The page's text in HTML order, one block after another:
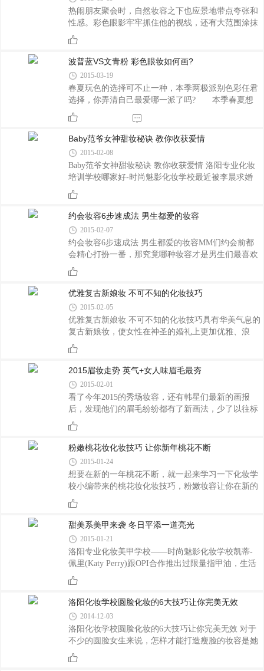
光”底妆 《匹诺曹》剧中朴信惠妆容清淡就好像
没有化妆一样，给人带来了楚楚可怜的感觉。而她也
成为了绝对的“男神吸铁石”，从最早的《原来是美男
啊》中与张根硕的对手戏，再到《继承者》中与李敏
热闹朋友聚会时，自然妆容之下也应景地带点夸张和
性感。彩色眼影牢牢抓住他的视线，还有大范围涂抹
唇彩的嘟嘟嘴哦。 小心机要点： 不用眼线浓
密睫毛强调眼部线条 如同与生俱来一般红润感元
气腮红 可爱却不失魅惑半哑光双唇 冷色调眼
影让眼眸可爱又纯真 1，D款中淡绿色眼影涂满眼
窝。深绿色涂在上眼睑近眼尾2/3范围内。自上而下由
淡而深自然过渡。 2，用C款睫毛膏刷1次上睫
毛。眼珠上方的睫毛再刷1次，强调电力大眼。下睫
毛不刷，表现自然感。 3，B款的珊瑚色腮红自眼
波普蓝VS文青粉 彩色眼妆如何画?
2015-03-19
春夏玩色的选择可不止一种，本季两极派别色彩任君
选择，你弄清自己最爱哪一派了吗? 本季春夏想
玩色可不只有一种选择!本季色系很两极，一派是如
波普艺术中的饱和亮色、另一派则是如复古相片中的
文青色调，没搞清楚潮流胡乱搭配，有可能让你看想
起来都有点“精分”，该怎么玩色、玩潮流?小编为你找
到切入重点，先弄清楚你爱哪一派再下手吧! 张
扬亮色派：金属╳海军蓝，潮模上身 金色打亮，
蓝眼妆不水肿!金色眼影搭配亮蓝色眼影一起用，就
能摆脱易看起来脸色蜡黄、突兀的感觉!先以眼线笔
Baby范爷女神甜妆秘诀 教你收获爱情
2015-02-08
Baby范爷女神甜妆秘诀 教你收获爱情 洛阳专业化妆
培训学校哪家好-时尚魅影化妆学校最近被李晨求婚
范冰冰、baby疯狂晒恩爱等爆点新闻刷屏了，女神们
总能轻而易举地捕获男神，牵手甜蜜爱情。现在我们
就一起来学习一下女神甜妆的秘诀，在即将来临的情
人节中，也收获一份美好的爱情吧! 最近李晨求
婚范冰冰、baby疯狂晒恩爱真是深深刺激单身男女们
寂寞的心啊!女神为什么总能轻而易举地牵手男神呢?
女神本身颜值就高，最重要的是还有甜妆加持，怪不
得男神无力抵抗。 范冰冰甜妆秘诀：清淡眼妆
约会妆容6步速成法 男生都爱的妆容
2015-02-07
约会妆容6步速成法 男生都爱的妆容MM们约会前都
会精心打扮一番，那究竟哪种妆容才是男生们最喜欢
的呢?本期化妆学校小编就给你带来约会妆化妆教
程，让你时刻在他面前都是美美的。 周末夜晚约
会时，和平时截然不同的成熟妆容最棒，是男生的共
同意见。突显线条的性感美眸扫清所有烦恼。 男
生的真心话大调查：「好感女生妆容」是怎样的感
觉? 1、和平时不同的个性模样 2、光泽和湿
润质感倍感十足女人味 个性好感女生颜实现
point： 「绽放光彩的成熟肌肤」利用斜腮红画法
像鬓�
优雅复古新娘妆 不可不知的化妆技巧
2015-02-05
优雅复古新娘妆 不可不知的化妆技巧具有华美气息的
复古新娘妆，使女性在神圣的婚礼上更加优雅、浪
漫，不过，复古并不意味模仿和老气，在复古中探寻
现代风潮，打造属于自己的新娘妆，给自己一份美好
的回忆。 时尚的脚步从不停歇，彩妆大师们在每
一季将色彩、质感、手法在妆容中进行天马行空的创
意，打造出惊喜满满的视觉盛宴，但是复古作为永远
不变的主题从来不会在时装周妆容中缺席：轮廓饱满
的红唇、飞扬的黑色眼线、质感浓厚的粗眉、丝绒般
细腻的苍白底妆……所以说流行也是一种轮回不无道
2015眉妆走势 英气+女人味眉毛最夯
2015-02-01
看了今年2015的秀场妆容，还有韩星们最新的画报
后，发现他们的眉毛纷纷都有了新画法，少了以往标
志性的一字型、还有肥肥的宽度，反而多了眉尾往下
的弧度、眉色也较深，多了女人味和一点man味!
2015年眉毛的画法开始发生变化，不管是亚洲女星还
是欧美女星，她们的眉毛不再画得那么粗，而是在尾
端加点弧度，也变得比较细、浓。这种英气眉的画法
较之一字眉多了点女人味，同时也保留了一字眉的独
立和率性特点。 PART1：从当红女星来看眉毛大
势走向! 奥利维亚·巴勒莫 上东区名媛，妆容
粉嫩桃花妆化妆技巧 让你新年桃花不断
2015-01-24
想要在新的一年桃花不断，就一起来学习一下化妆学
校小编带来的桃花妆化妆技巧，粉嫩妆容让你在新的
一年桃花爆棚，赶快学起来吧! 新的一年来了
哦，桃花不断的秘诀就是一个花儿朵朵的粉嫩妆，粉
嫩仙范儿的蜜桃妆容是近期很流行的妆容哦，淡淡的
棕眼妆搭配咬唇妆，再配上光洁的底妆，能够将个人
的气质凸现出来。 STEP1:用眉刷把眉毛梳顺，再
用眉粉上色，注意眉头颜色要浅，眉尾可以弯一点，
略有柳叶眉的感觉令自己更可爱。 STEP2:注意区
分下一步刷眼影的范围，主要在红色虚线内，不要覆
甜美系美甲来袭 冬日平添一道亮光
2015-01-21
洛阳专业化妆美甲学校——时尚魅影化妆学校 ​凯蒂-
佩里(Katy Perry)跟OPI合作推出过限量指甲油，生活
中的她是一位美甲狂人!这位漂亮的“加州俏妞”很喜欢
在Twitter上和朋友、粉丝们分享她的得意美甲呢!从漂
亮的波点、国旗图案、寿司指甲到搞怪的老公、猫咪
头像，甚至还把威廉王子做上了指甲。快和化妆学校
小编一起来看一下!
洛阳化妆学校圆脸化妆的6大技巧让你完美无效
2014-12-03
洛阳化妆学校圆脸化妆的6大技巧让你完美无效 对于
不少的圆脸女生来说，怎样才能打造瘦脸的妆容是她
们关心的问题之一。洛阳化妆学校告诉你只要懂得化
妆技巧，化妆瘦脸不是没可能。今天就教你圆脸化妆